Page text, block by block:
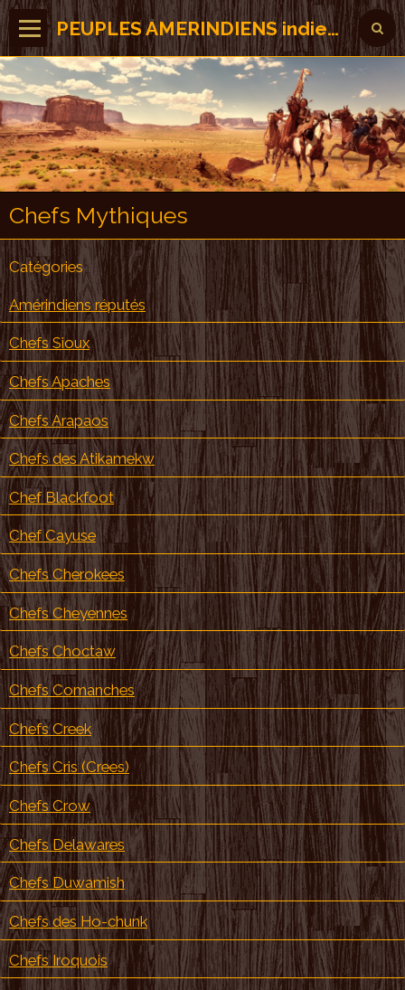
PEUPLES AMERINDIENS indiens des Amérique
Chefs Mythiques
Catégories
Amérindiens réputés
Chefs Sioux
Chefs Apaches
Chefs Arapaos
Chefs des Atikamekw
Chef Blackfoot
Chef Cayuse
Chefs Cherokees
Chefs Cheyennes
Chefs Choctaw
Chefs Comanches
Chefs Creek
Chefs Cris (Crees)
Chefs Crow
Chefs Delawares
Chefs Duwamish
Chefs des Ho-chunk
Chefs Iroquois